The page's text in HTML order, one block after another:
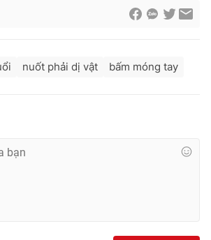
Đài Truyền hình Việt Nam
Thị Mỹ Hạnh, Phạm Quốc Thắng,
nuốt phải dị vật bấm móng tay